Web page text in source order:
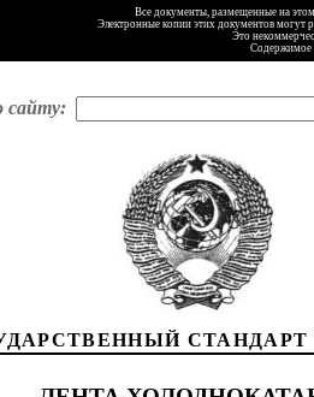
Все документы, размещенные на
Электронные копии этих документов могут
Это
Содержимое
сайту: